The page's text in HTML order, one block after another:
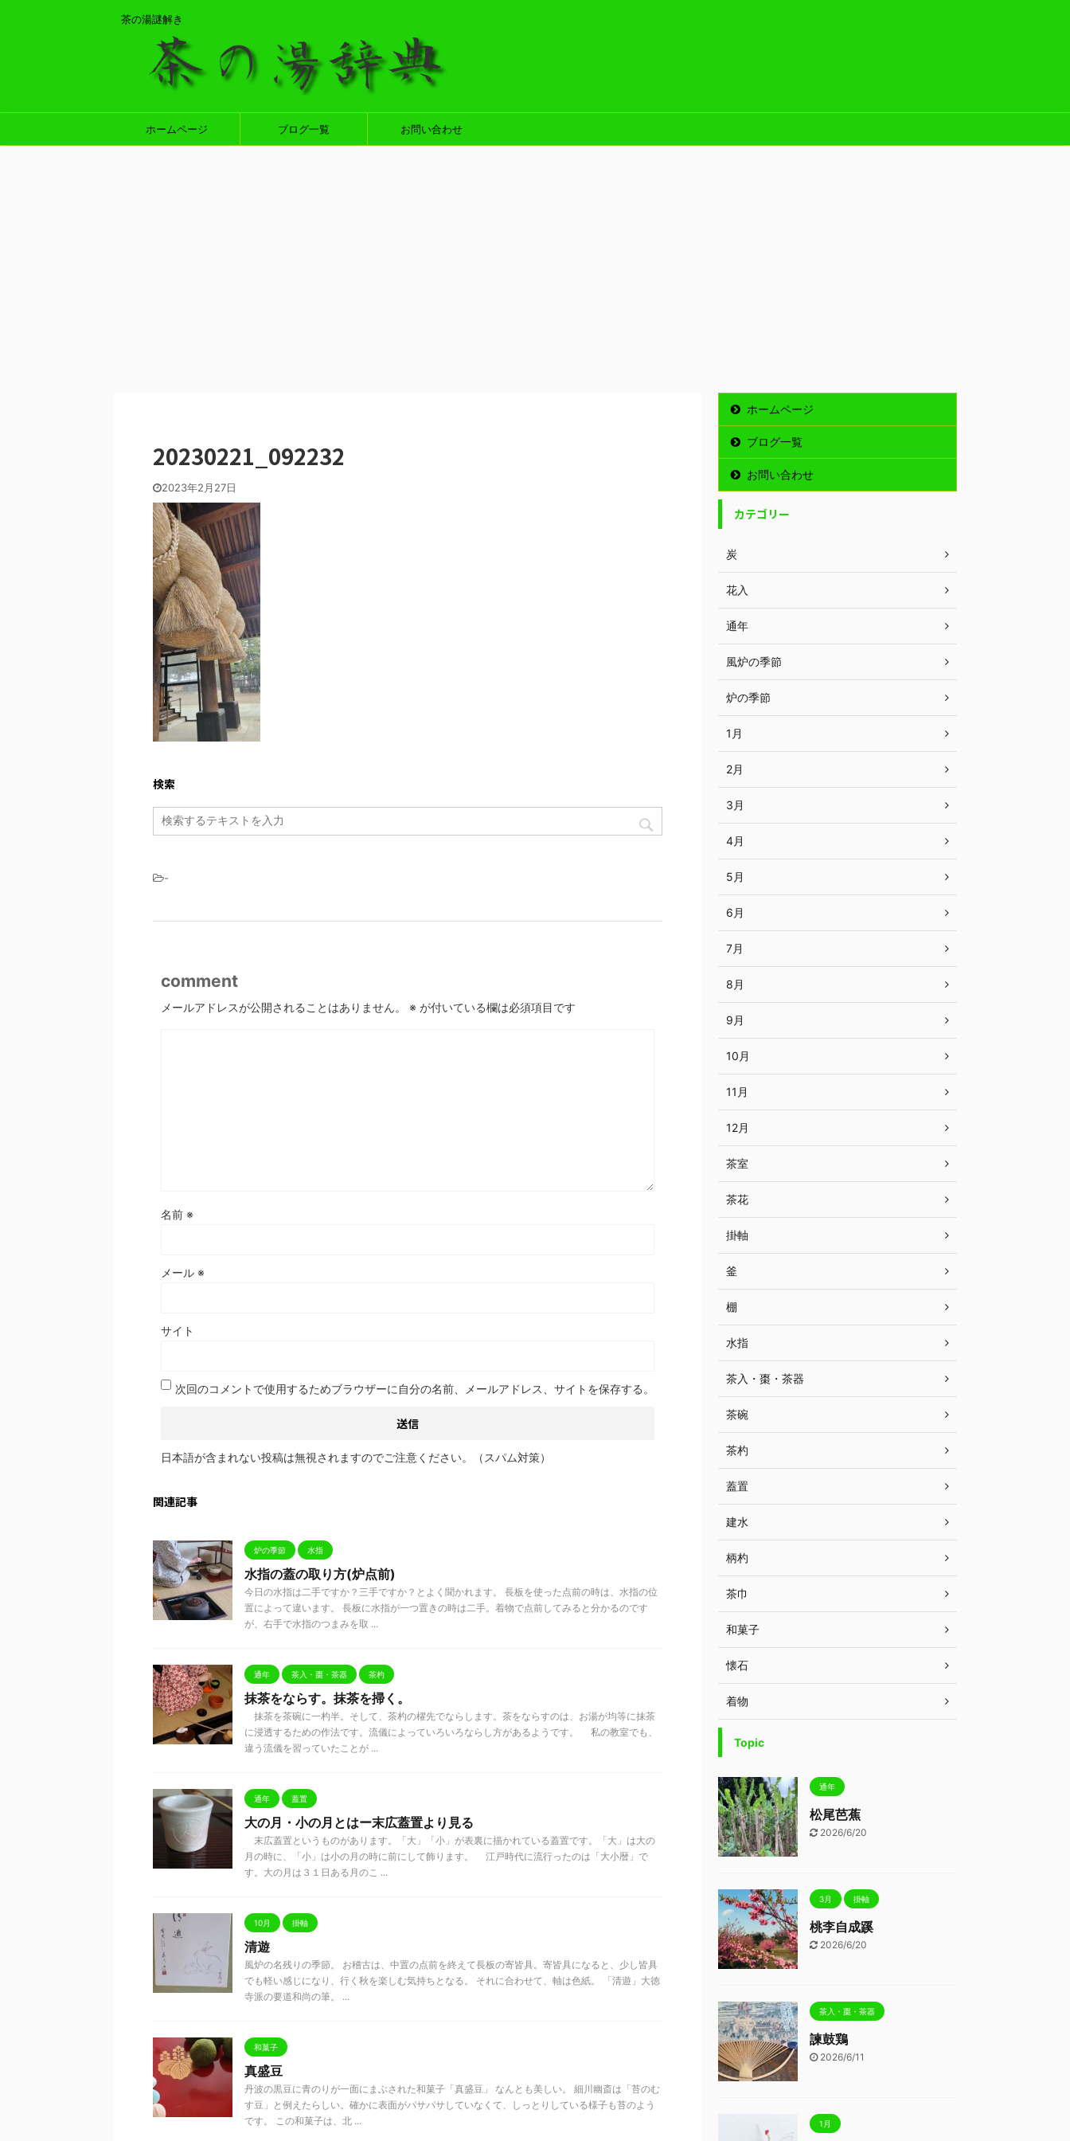
茶の湯謎解き
ホームページ ブログ一覧 お問い合わせ
20230221_092232
2023年2月27日
検索
-
comment
メールアドレスが公開されることはありません。 ※ が付いている欄は必須項目です
名前 ※
メール ※
サイト
次回のコメントで使用するためブラウザーに自分の名前、メールアドレス、サイトを保存する。
日本語が含まれない投稿は無視されますのでご注意ください。（スパム対策）
関連記事
炉の季節 水指
水指の蓋の取り方(炉点前)
今日の水指は二手ですか？三手ですか？とよく聞かれます。 長板を使った点前の時は、水指の位
置によって違います。 長板に水指が一つ置きの時は二手。着物で点前してみると分かるのです
が、右手で水指のつまみを取 ...
通年 茶入・棗・茶器 茶杓
抹茶をならす。抹茶を掃く。
抹茶を茶碗に一杓半。そして、茶杓の櫂先でならします。茶をならすのは、お湯が均等に抹茶
に浸透するための作法です。流儀によっていろいろならし方があるようです。 私の教室でも、
違う流儀を習っていたことが ...
通年 蓋置
大の月・小の月とはー末広蓋置より見る
末広蓋置というものがあります。「大」「小」が表裏に描かれている蓋置です。「大」は大の
月の時に、「小」は小の月の時に前にして飾ります。 江戸時代に流行ったのは「大小暦」で
す。大の月は３１日ある月のこ ...
10月 掛軸
清遊
風炉の名残りの季節。 お稽古は、中置の点前を終えて長板の寄皆具。寄皆具になると、少し皆具
でも軽い感じになり、行く秋を楽しむ気持ちとなる。 それに合わせて、軸は色紙。 「清遊」大徳
寺派の要道和尚の筆。 ...
和菓子
真盛豆
丹波の黒豆に青のりが一面にまぶされた和菓子「真盛豆」 なんとも美しい。 細川幽斎は「苔のむ
す豆」と例えたらしい。確かに表面がパサパサしていなくて、しっとりしている様子も苔のよう
です。 この和菓子は、北 ...
ホームページ
ブログ一覧
お問い合わせ
カテゴリー
炭
花入
通年
風炉の季節
炉の季節
1月
2月
3月
4月
5月
6月
7月
8月
9月
10月
11月
12月
茶室
茶花
掛軸
釜
棚
水指
茶入・棗・茶器
茶碗
茶杓
蓋置
建水
柄杓
茶巾
和菓子
懐石
着物
Topic
通年
松尾芭蕉
2026/6/20
3月 掛軸
桃李自成蹊
2026/6/20
茶入・棗・茶器
諫鼓鶏
2026/6/11
1月